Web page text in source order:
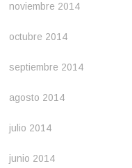
noviembre 2014
octubre 2014
septiembre 2014
agosto 2014
julio 2014
junio 2014